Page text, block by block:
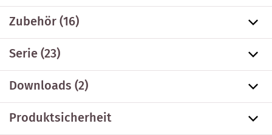
Zubehör(16)
Serie(23)
Downloads (2)
Produktsicherheit